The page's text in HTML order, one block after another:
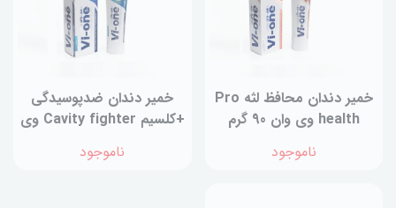
خمیر دندان محافظ لثه Pro
health وی وان 90 گرم
ناموجود
خمیر دندان ضدپوسیدگی
+کلسیم Cavity fighter وی
وان 130 گرم
ناموجود